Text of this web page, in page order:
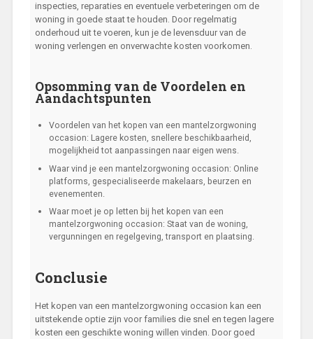
inspecties, reparaties en eventuele verbeteringen om de
woning in goede staat te houden. Door regelmatig
onderhoud uit te voeren, kun je de levensduur van de
woning verlengen en onverwachte kosten voorkomen.
Opsomming van de Voordelen en
Aandachtspunten
Voordelen van het kopen van een mantelzorgwoning
occasion: Lagere kosten, snellere beschikbaarheid,
mogelijkheid tot aanpassingen naar eigen wens.
Waar vind je een mantelzorgwoning occasion: Online
platforms, gespecialiseerde makelaars, beurzen en
evenementen.
Waar moet je op letten bij het kopen van een
mantelzorgwoning occasion: Staat van de woning,
vergunningen en regelgeving, transport en plaatsing.
Conclusie
Het kopen van een mantelzorgwoning occasion kan een
uitstekende optie zijn voor families die snel en tegen lagere
kosten een geschikte woning willen vinden. Door goed